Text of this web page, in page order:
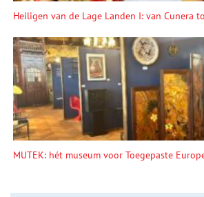
Heiligen van de Lage Landen I: van Cunera
MUTEK: hét museum voor Toegepaste